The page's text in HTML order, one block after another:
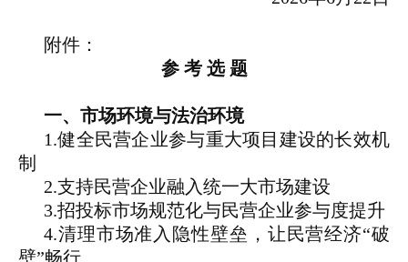
附件：
参 考 选 题
一、市场环境与法治环境
1.健全民营企业参与重大项目建设的长效机
制
2.支持民营企业融入统一大市场建设
3.招投标市场规范化与民营企业参与度提升
4.清理市场准入隐性壁垒，让民营经济“破
壁”畅行